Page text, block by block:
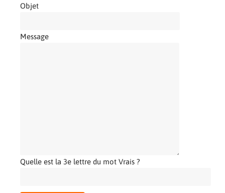
Objet
Message
Quelle est la 3e lettre du mot Vrais ?